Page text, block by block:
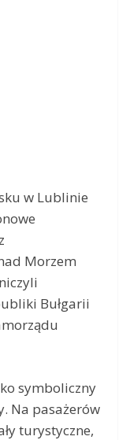
w Lublinie
Morzem
Bułgarii
symboliczny
Na pasażerów
turystyczne,